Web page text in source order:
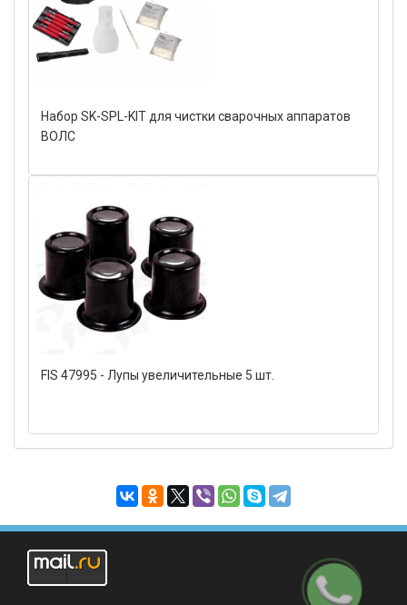
Набор SK-SPL-KIT для чистки сварочных аппаратов
ВОЛС
FIS 47995 - Лупы увеличительные 5 шт.
Заказать
звонок